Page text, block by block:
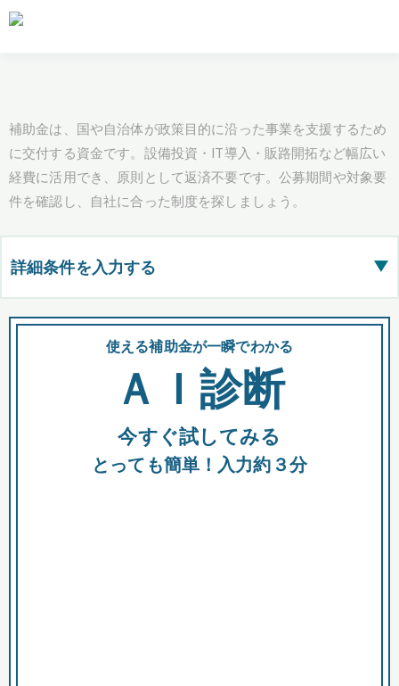
補助金は、国や自治体が政策目的に沿った事業を支援するため
に交付する資金です。設備投資・IT導入・販路開拓など幅広い
経費に活用でき、原則として返済不要です。公募期間や対象要
件を確認し、自社に合った制度を探しましょう。
詳細条件を入力する ▶
都道府県
全国の検索結果を含めて表示
助成金 融資 出資
使える補助金が一瞬でわかる
ＡＩ診断
今すぐ試してみる
とっても簡単！入力約３分